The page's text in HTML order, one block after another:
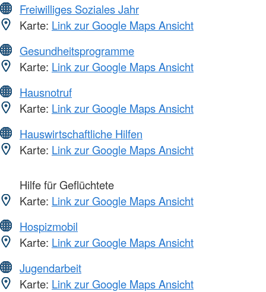
Freiwilliges Soziales Jahr
Karte: Link zur Google Maps Ansicht
Gesundheitsprogramme
Karte: Link zur Google Maps Ansicht
Hausnotruf
Karte: Link zur Google Maps Ansicht
Hauswirtschaftliche Hilfen
Karte: Link zur Google Maps Ansicht
Hilfe für Geflüchtete
Karte: Link zur Google Maps Ansicht
Hospizmobil
Karte: Link zur Google Maps Ansicht
Jugendarbeit
Karte: Link zur Google Maps Ansicht